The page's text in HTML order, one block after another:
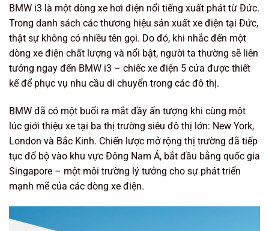
BMW i3 là một dòng xe hơi điện nổi tiếng xuất phát từ Đức.
Trong danh sách các thương hiệu sản xuất xe điện tại Đức,
thật sự không có nhiều tên gọi. Do đó, khi nhắc đến một
dòng xe điện chất lượng và nổi bật, người ta thường sẽ liên
tưởng ngay đến BMW i3 – chiếc xe điện 5 cửa được thiết
kế để phục vụ nhu cầu di chuyển trong các đô thị.
BMW đã có một buổi ra mắt đầy ấn tượng khi cùng một
lúc giới thiệu xe tại ba thị trường siêu đô thị lớn: New York,
London và Bắc Kinh. Chiến lược mở rộng thị trường đã tiếp
tục đổ bộ vào khu vực Đông Nam Á, bắt đầu bằng quốc gia
Singapore – một môi trường lý tưởng cho sự phát triển
mạnh mẽ của các dòng xe điện.